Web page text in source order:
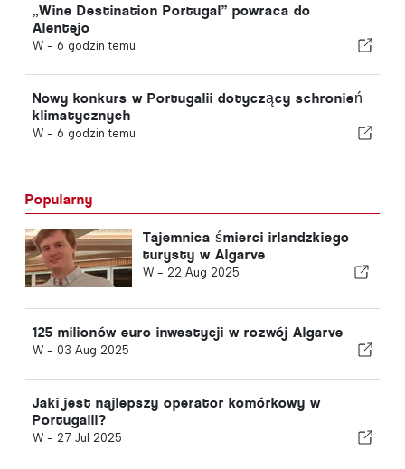
„Wine Destination Portugal” powraca do
Alentejo
W - 6 godzin temu
Nowy konkurs w Portugalii dotyczący schronień
klimatycznych
W - 6 godzin temu
Popularny
Tajemnica śmierci irlandzkiego
turysty w Algarve
W - 22 Aug 2025
125 milionów euro inwestycji w rozwój Algarve
W - 03 Aug 2025
Jaki jest najlepszy operator komórkowy w
Portugalii?
W - 27 Jul 2025